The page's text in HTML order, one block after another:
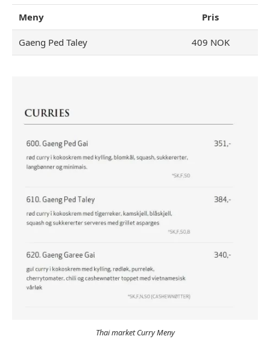
Meny Pris
Gaeng Ped Taley 409 NOK
Thai market Curry Meny